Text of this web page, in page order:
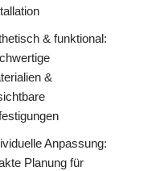
& funktional:
&
Anpassung:
Planung für